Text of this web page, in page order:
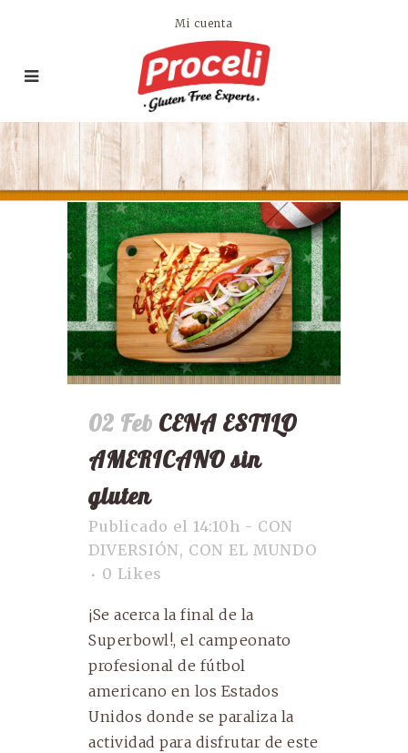
Mi cuenta
02 Feb CENA ESTILO
AMERICANO sin
gluten
Publicado el 14:10h - CON
DIVERSIÓN, CON EL MUNDO
0 Likes
¡Se acerca la final de la
Superbowl!, el campeonato
profesional de fútbol
americano en los Estados
Unidos donde se paraliza la
actividad para disfrutar de este